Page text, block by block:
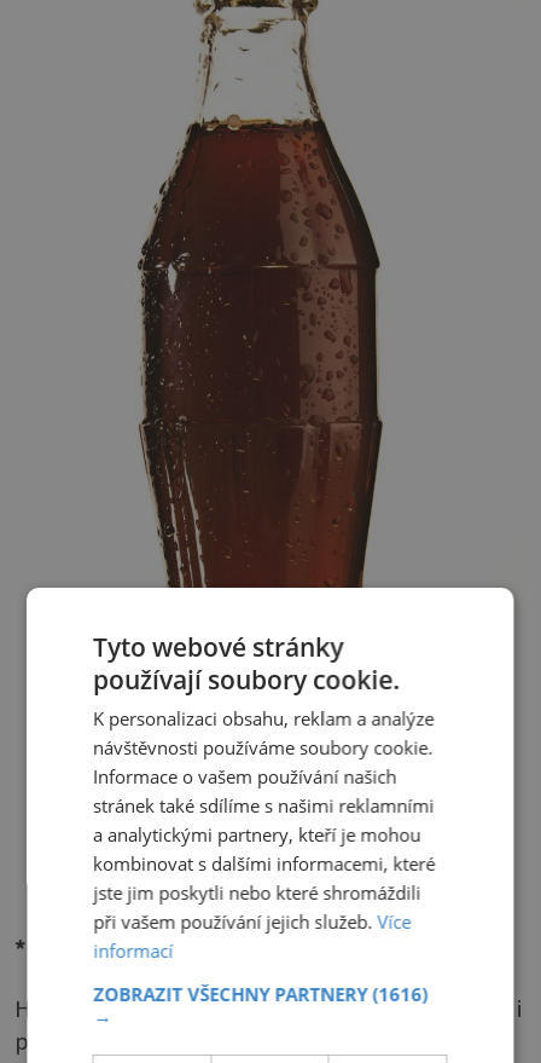
* Kola
Hodí se pro „lehčí případy“. Odstraňuje zápach i
počínající usazeniny, které by mohly vést k
Tyto webové stránky
používají soubory cookie.
K personalizaci obsahu, reklam a analýze
návštěvnosti používáme soubory cookie.
Informace o vašem používání našich
stránek také sdílíme s našimi reklamními
a analytickými partnery, kteří je mohou
kombinovat s dalšími informacemi, které
jste jim poskytli nebo které shromáždili
při vašem používání jejich služeb.Více
informací
ZOBRAZIT VŠECHNY PARTNERY(1616)
→